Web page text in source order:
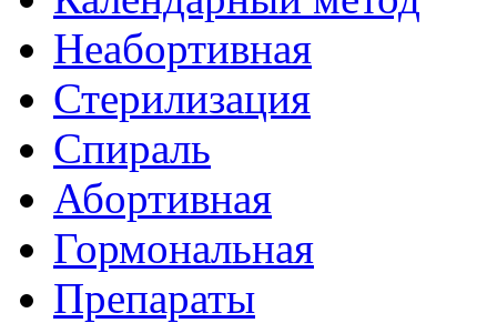
Неабортивная
Стерилизация
Спираль
Абортивная
Гормональная
Препараты